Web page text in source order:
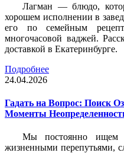
Лагман — блюдо,
хорошем исполнении в
его по семейным
многочасовой ваджей.
доставкой в Екатеринбурге.
Подробнее
24.04.2026
Гадать на Вопрос: Поиск
Моменты
Мы постоянно ищем
жизненными перепутьями,